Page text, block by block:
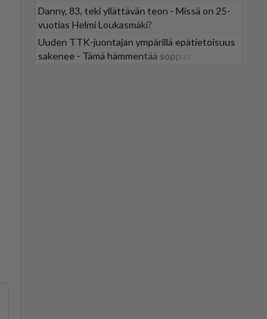
Danny, 83, teki yllättävän teon - Missä on 25-
vuotias Helmi Loukasmäki?
Uuden TTK-juontajan ympärillä epätietoisuus
sakenee - Tämä hämmentää soppaa